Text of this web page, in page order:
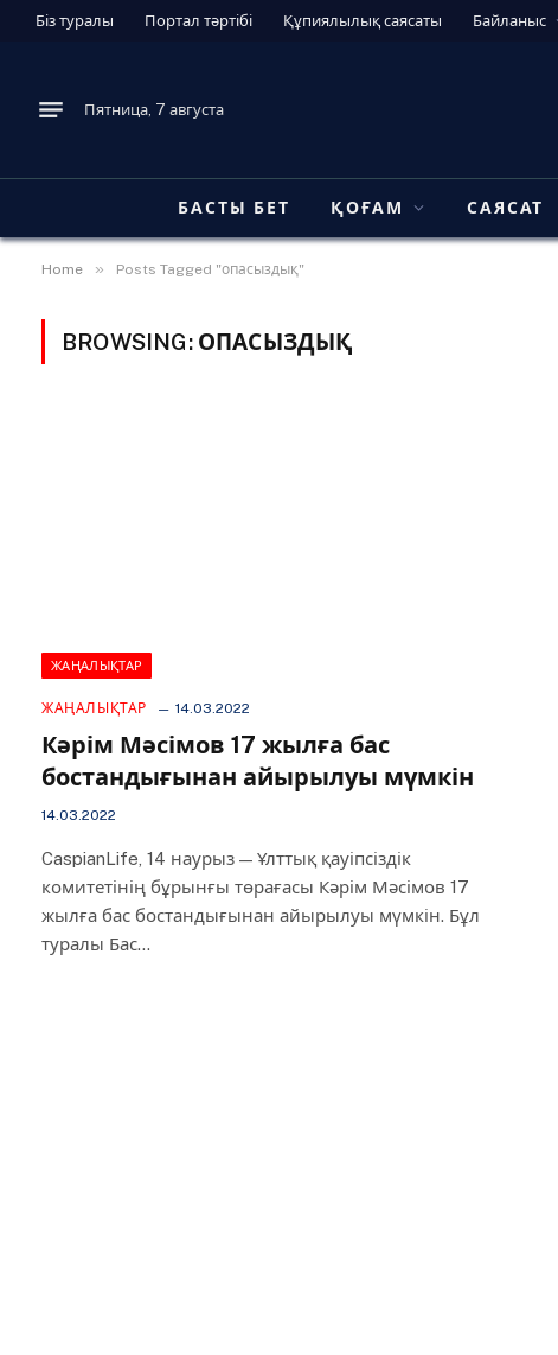
Біз туралы Портал тәртібі Құпиялылық саясаты Байланыс
Пятница, 7 августа
БАСТЫ БЕТ ҚОҒАМ САЯСАТ
Home » Posts Tagged "опасыздық"
BROWSING: ОПАСЫЗДЫҚ
ЖАҢАЛЫҚТАР
ЖАҢАЛЫҚТАР 14.03.2022
Кәрім Мәсімов 17 жылға бас
бостандығынан айырылуы мүмкін
14.03.2022
CaspianLife, 14 наурыз — Ұлттық қауіпсіздік
комитетінің бұрынғы төрағасы Кәрім Мәсімов 17
жылға бас бостандығынан айырылуы мүмкін. Бұл
туралы Бас…